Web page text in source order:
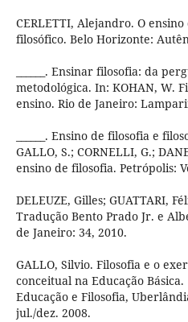
CERLETTI, Alejandro. O
filosófico. Belo Horizonte:
______. Ensinar filosofia: da
metodológica. In: KOHAN, W.
ensino. Rio de Janeiro:
______. Ensino de filosofia e
GALLO, S.; CORNELLI, G.;
ensino de filosofia. Petrópolis:
DELEUZE, Gilles; GUATTARI,
Tradução Bento Prado Jr. e
de Janeiro: 34, 2010.
GALLO, Silvio. Filosofia e o
conceitual na Educação Básica.
Educação e Filosofia,
jul./dez. 2008.